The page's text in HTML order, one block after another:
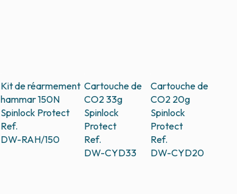
Kit de réarmement
hammar 150N
Spinlock Protect
Ref.
DW-RAH/150
Cartouche de
CO2 33g
Spinlock
Protect
Ref.
DW-CYD33
Cartouche de
CO2 20g
Spinlock
Protect
Ref.
DW-CYD20